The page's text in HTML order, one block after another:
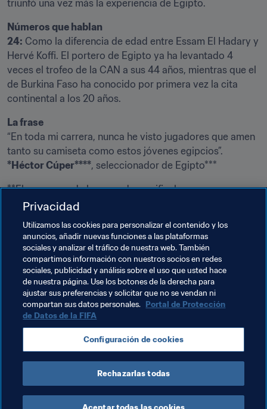
triunfó una vez más la experiencia de Egipto.
Números que hablan
24: Como la diferencia de edad entre Essam El Hadary y
Hervé Koffi. El portero de Egipto ya ha levantado 4
veces el trofeo de la CAN a sus 44 años, mientras que el
de Burkina Faso ha conocido por primera vez la cita
continental a los 20 años.
“En toda mi carrera, nunca he visto jugadores que amen
*Héctor Cúper****, seleccionador de Egipto***
**El programa de la segunda semifinal
Jueves, 2 de febrero (hora local)
El campeón de la Copa Africana de Naciones de la CAF
Gabón 2017 representará al continente en la Copa FIFA
Confederaciones Rusia 2017.**
Temas relacionados
Burkina Faso Egypt CAF
Privacidad
Utilizamos las cookies para personalizar el contenido y los
anuncios, añadir nuevas funciones a las plataformas
sociales y analizar el tráfico de nuestra web. También
compartimos información con nuestros socios en redes
sociales, publicidad y análisis sobre el uso que usted hace
de nuestra página. Use los botones de la derecha para
ajustar sus preferencias y solicitar que no se vendan ni
compartan sus datos personales. Portal de Protección
de Datos de la FIFA
Configuración de cookies
Rechazarlas todas